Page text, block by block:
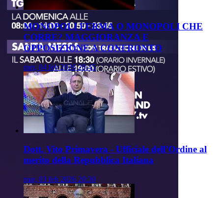
MONOPOLI FERMA O MONOPOLI CHE
CORRE? MAGGIORANZA E
OPPOSIZIONE A CONFRONTO
mer, 04 feb 2026 20:45
Dott. Vito Primavera - Ufficiale dell’Ordine al
merito della Repubblica Italiana
mar, 03 feb 2026 20:30